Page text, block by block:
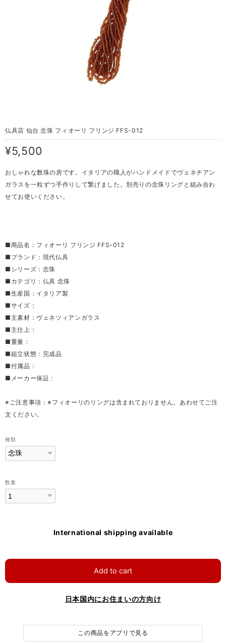
仏具店 仙台 念珠 フィオーリ フリンジ FFS-012
¥5,500
おしゃれな数珠の房です。イタリアの職人がハンドメイドでヴェネチアン
ガラスを一粒ずつ手作りして繋げました。別売りの念珠リングと組み合わ
せてお使いください。
■商品名：フィオーリ フリンジ FFS-012
■ブランド：現代仏具
■シリーズ：念珠
■カテゴリ：仏具 念珠
■生産国：イタリア製
■サイズ：
■主素材：ヴェネツィアンガラス
■主仕上：
■重量：
■組立状態：完成品
■付属品：
■メーカー保証：
※ご注意事項：※フィオーリのリングは含まれておりません。あわせてご注
文ください。
種類
数量
International shipping available
Add to cart
日本国内にお住まいの方向け
この商品をアプリで見る